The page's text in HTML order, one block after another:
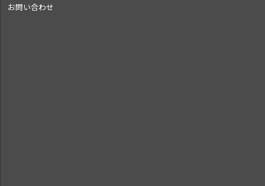
お問い合わせ